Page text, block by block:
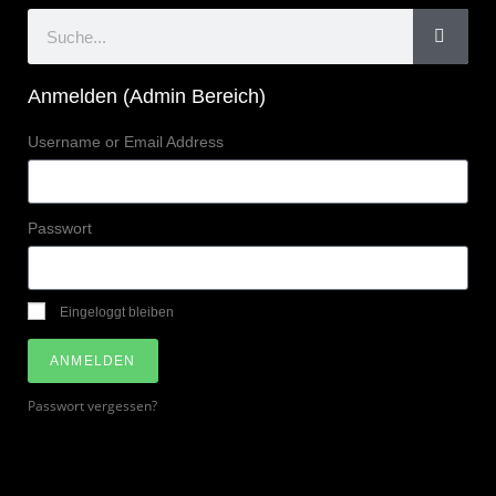
Anmelden (Admin Bereich)
Username or Email Address
Passwort
Eingeloggt bleiben
ANMELDEN
Passwort vergessen?